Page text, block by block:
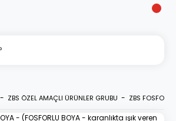
ZBS ÖZEL AMAÇLI ÜRÜNLER GRUBU ZBS